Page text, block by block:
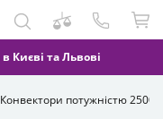
Києві та Львові
Конвектори потужністю 2500